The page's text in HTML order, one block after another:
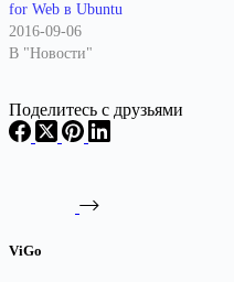
for Web в Ubuntu
2016-09-06
В "Новости"
Поделитесь с друзьями
ViGo